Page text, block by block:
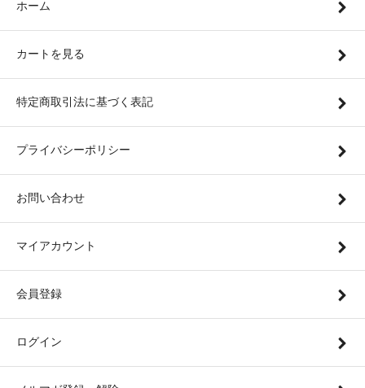
ホーム
カートを見る
特定商取引法に基づく表記
プライバシーポリシー
お問い合わせ
マイアカウント
会員登録
ログイン